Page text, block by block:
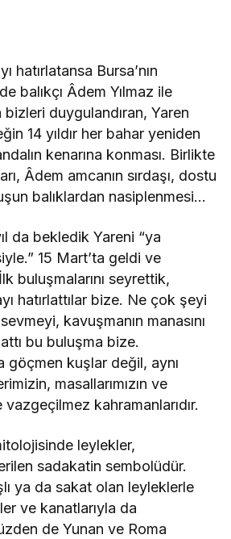
hatırlatansa Bursa’nın
balıkçı Âdem Yılmaz ile
duygulandıran, Yaren
14 yıldır her bahar yeniden
kenarına konması. Birlikte
Âdem amcanın sırdaşı, dostu
balıklardan nasiplenmesi…
da bekledik Yareni “ya
15 Mart’ta geldi ve
buluşmalarını seyrettik,
hatırlattılar bize. Ne çok şeyi
kavuşmanın manasını
bu buluşma bize.
göçmen kuşlar değil, aynı
masallarımızın ve
kahramanlarıdır.
leylekler,
sadakatin sembolüdür.
ya da sakat olan leyleklerle
ve kanatlarıyla da
de Yunan ve Roma